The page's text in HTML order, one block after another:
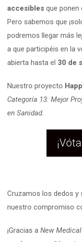
accesibles que ponen
Pero sabemos que
podremos llegar más
a que participéis en la
abierta hasta el 30 de
Nuestro proyecto
Categoría 13: Mejor
en Sanidad.
Cruzamos los dedos y
nuestro compromiso
¡Gracias a New